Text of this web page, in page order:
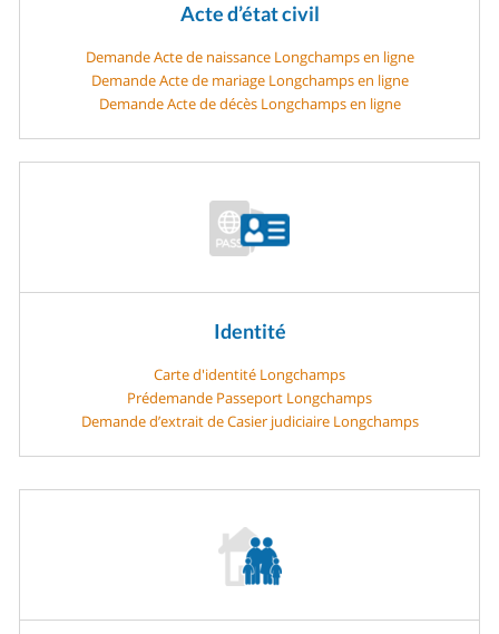
Acte d’état civil
Demande Acte de naissance Longchamps en ligne
Demande Acte de mariage Longchamps en ligne
Demande Acte de décès Longchamps en ligne
Identité
Carte d'identité Longchamps
Prédemande Passeport Longchamps
Demande d’extrait de Casier judiciaire Longchamps